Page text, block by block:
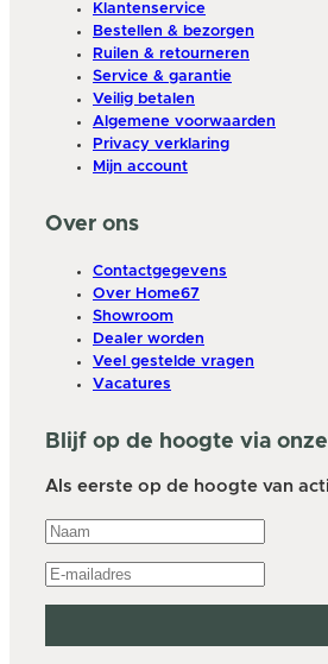
Klantenservice
Bestellen & bezorgen
Ruilen & retourneren
Service & garantie
Veilig betalen
Algemene voorwaarden
Privacy verklaring
Mijn account
Over ons
Contactgegevens
Over Home67
Showroom
Dealer worden
Veel gestelde vragen
Vacatures
Blijf op de hoogte via
Als eerste op de hoogte van